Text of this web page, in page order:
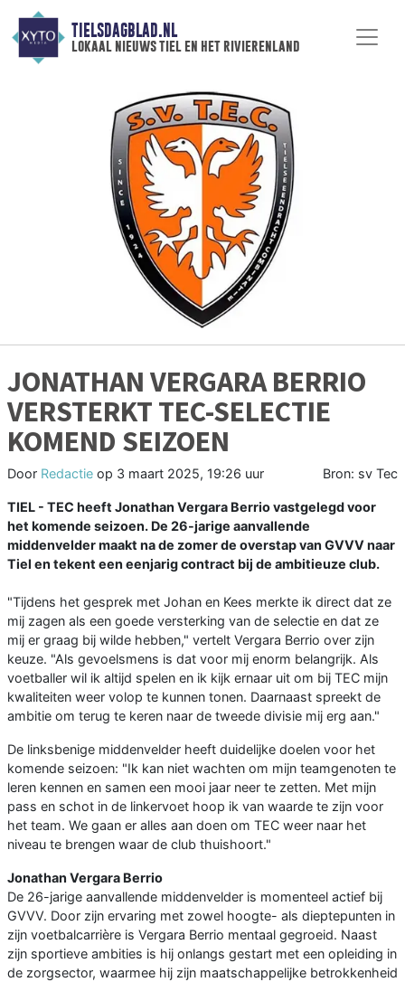
TIELSDAGBLAD.NL
lokaal nieuws tiel en het rivierenland
JONATHAN VERGARA BERRIO
VERSTERKT TEC-SELECTIE
KOMEND SEIZOEN
Door Redactie op 3 maart 2025, 19:26 uur Bron: sv Tec
TIEL - TEC heeft Jonathan Vergara Berrio vastgelegd voor
het komende seizoen. De 26-jarige aanvallende
middenvelder maakt na de zomer de overstap van GVVV naar
Tiel en tekent een eenjarig contract bij de ambitieuze club.
"Tijdens het gesprek met Johan en Kees merkte ik direct dat ze
mij zagen als een goede versterking van de selectie en dat ze
mij er graag bij wilde hebben," vertelt Vergara Berrio over zijn
keuze. "Als gevoelsmens is dat voor mij enorm belangrijk. Als
voetballer wil ik altijd spelen en ik kijk ernaar uit om bij TEC mijn
kwaliteiten weer volop te kunnen tonen. Daarnaast spreekt de
ambitie om terug te keren naar de tweede divisie mij erg aan."
De linksbenige middenvelder heeft duidelijke doelen voor het
komende seizoen: "Ik kan niet wachten om mijn teamgenoten te
leren kennen en samen een mooi jaar neer te zetten. Met mijn
pass en schot in de linkervoet hoop ik van waarde te zijn voor
het team. We gaan er alles aan doen om TEC weer naar het
niveau te brengen waar de club thuishoort."
Jonathan Vergara Berrio
De 26-jarige aanvallende middenvelder is momenteel actief bij
GVVV. Door zijn ervaring met zowel hoogte- als dieptepunten in
zijn voetbalcarrière is Vergara Berrio mentaal gegroeid. Naast
zijn sportieve ambities is hij onlangs gestart met een opleiding in
de zorgsector, waarmee hij zijn maatschappelijke betrokkenheid